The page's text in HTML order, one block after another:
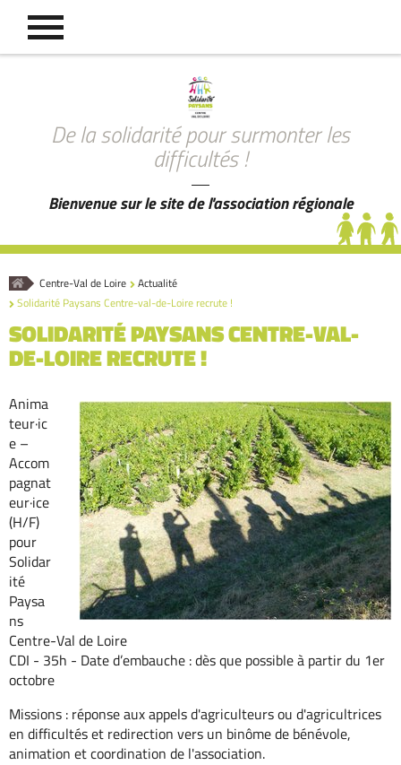
De la solidarité pour surmonter les
difficultés !
Bienvenue sur le site de l'association régionale
AccueilCentre-Val de Loire
Actualité
Solidarité Paysans Centre-val-de-Loire recrute !
SOLIDARITÉ PAYSANS CENTRE-VAL-
DE-LOIRE RECRUTE !
Anima
teur·ic
e –
Accom
pagnat
eur·ice
(H/F)
pour
Solidar
ité
Paysa
ns
Centre-Val de Loire
CDI - 35h - Date d’embauche : dès que possible à partir du 1er
octobre
Missions : réponse aux appels d'agriculteurs ou d'agricultrices
en difficultés et redirection vers un binôme de bénévole,
animation et coordination de l'association.